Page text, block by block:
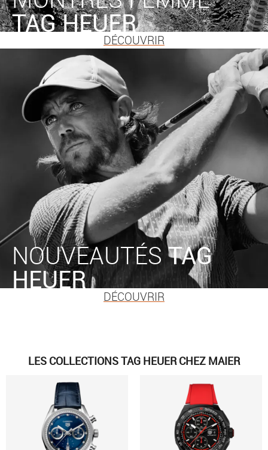
TAGHEUER
DÉCOUVRIR
NOUVEAUTÉSTAG
HEUER
DÉCOUVRIR
LES COLLECTIONS TAG HEUER CHEZ MAIER